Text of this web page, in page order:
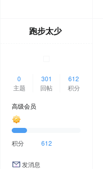
跑步太少
0
主题
301
回帖
612
积分
高级会员
积分 612
发消息